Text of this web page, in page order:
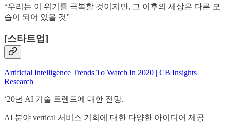
“우리는 이 위기를 극복할 것이지만, 그 이후의 세상은 다른 모
습이 되어 있을 것”
[스타트업]
Artificial Intelligence Trends To Watch In 2020 | CB Insights
Research
‘20년 AI 기술 트렌드에 대한 전망.
AI 분야 vertical 서비스 기회에 대한 다양한 아이디어 제공